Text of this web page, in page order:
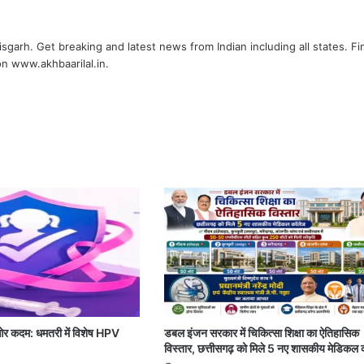
Get breaking and latest news from Indian including all states.
www.akhbaarilal.in.
कदम: धमतरी में विशेष HPV
डबल इंजन सरकार में चिकित्सा शिक्षा का ऐतिहासिक
विस्तार, छत्तीसगढ़ को मिले 5 नए शासकीय